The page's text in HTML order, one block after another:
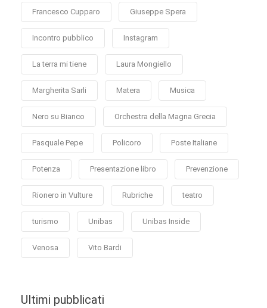
Francesco Cupparo Giuseppe Spera
Incontro pubblico Instagram
La terra mi tiene Laura Mongiello
Margherita Sarli Matera Musica
Nero su Bianco Orchestra della Magna Grecia
Pasquale Pepe Policoro Poste Italiane
Potenza Presentazione libro Prevenzione
Rionero in Vulture Rubriche teatro
turismo Unibas Unibas Inside
Venosa Vito Bardi
Ultimi pubblicati